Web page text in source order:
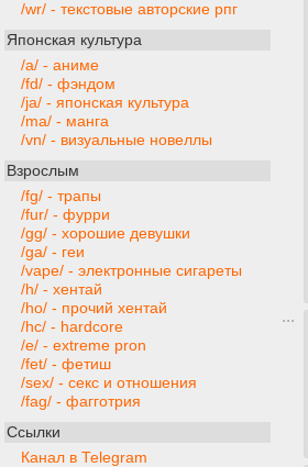
/wr/ - текстовые авторские рпг
Японская культура
/a/ - аниме
/fd/ - фэндом
/ja/ - японская культура
/ma/ - манга
/vn/ - визуальные новеллы
Взрослым
/fg/ - трапы
/fur/ - фурри
/gg/ - хорошие девушки
/ga/ - геи
/vape/ - электронные сигареты
/h/ - хентай
/ho/ - прочий хентай
/hc/ - hardcore
/e/ - extreme pron
/fet/ - фетиш
/sex/ - секс и отношения
/fag/ - фагготрия
Ссылки
Канал в Telegram